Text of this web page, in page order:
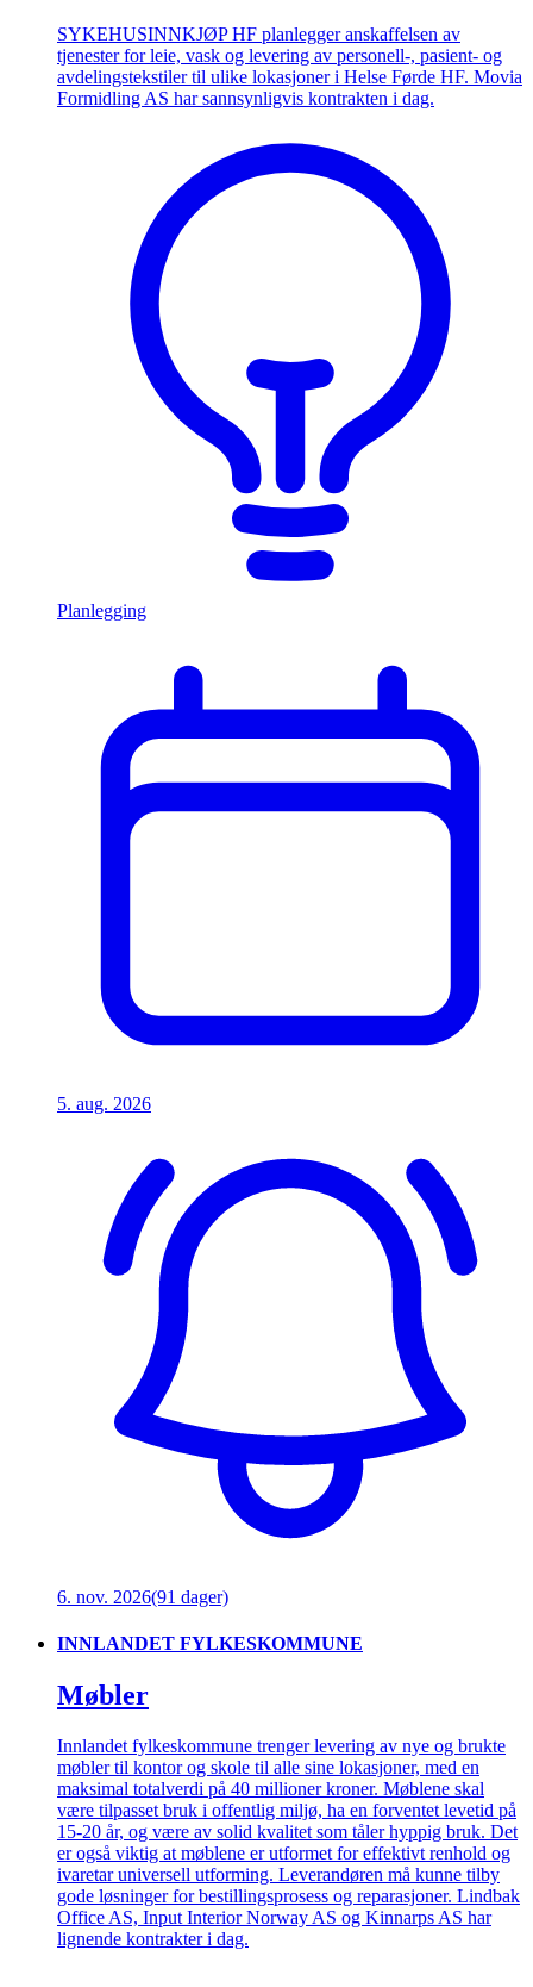
SYKEHUSINNKJØP HF planlegger anskaffelsen av
tjenester for leie, vask og levering av personell-, pasient- og
avdelingstekstiler til ulike lokasjoner i Helse Førde HF. Movia
Formidling AS har sannsynligvis kontrakten i dag.
Planlegging
5. aug. 2026
6. nov. 2026(91 dager)
INNLANDET FYLKESKOMMUNE
Møbler
Innlandet fylkeskommune trenger levering av nye og brukte
møbler til kontor og skole til alle sine lokasjoner, med en
maksimal totalverdi på 40 millioner kroner. Møblene skal
være tilpasset bruk i offentlig miljø, ha en forventet levetid på
15-20 år, og være av solid kvalitet som tåler hyppig bruk. Det
er også viktig at møblene er utformet for effektivt renhold og
ivaretar universell utforming. Leverandøren må kunne tilby
gode løsninger for bestillingsprosess og reparasjoner. Lindbak
Office AS, Input Interior Norway AS og Kinnarps AS har
lignende kontrakter i dag.